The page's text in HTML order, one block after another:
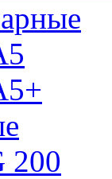
200